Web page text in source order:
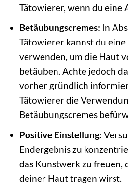
Tätowierer, wenn du eine
Betäubungscremes: In
Tätowierer kannst du
verwenden, um die Haut
betäuben. Achte jedoch
vorher gründlich
Tätowierer die
Betäubungscremes
Positive Einstellung:
Endergebnis zu
das Kunstwerk zu freuen,
deiner Haut tragen wirst.